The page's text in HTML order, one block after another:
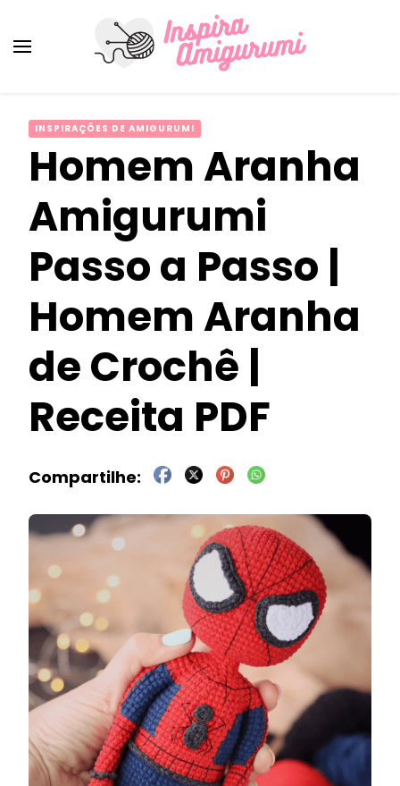
INSPIRAÇÕES DE AMIGURUMI
Homem Aranha
Amigurumi
Passo a Passo |
Homem Aranha
de Crochê |
Receita PDF